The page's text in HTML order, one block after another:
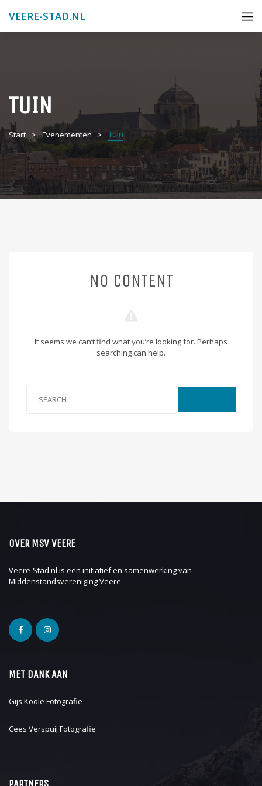
VEERE-STAD.NL
TUIN
Start Evenementen Tuin
NO CONTENT
It seems we can’t find what you’re looking for. Perhaps
searching can help.
OVER MSV VEERE
Veere-Stad.nl is een initiatief en samenwerking van
Middenstandsvereniging Veere.
MET DANK AAN
Gijs Koole Fotografie
Cees Verspuij Fotografie